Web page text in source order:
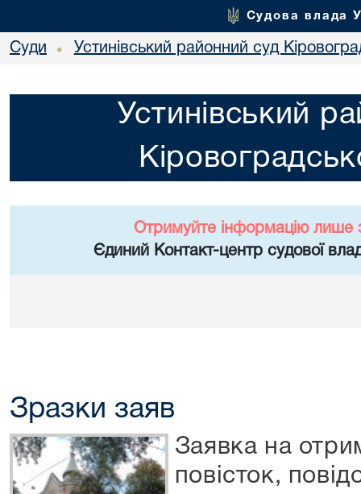
Судова влада
Суди • Устинівський районний суд
Устинівський
Отримуйте інформацію лише
Єдиний Контакт-центр судової
Зразки заяв
Заявка на
повісток,